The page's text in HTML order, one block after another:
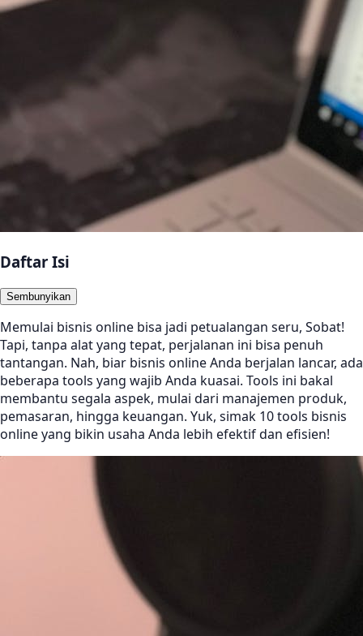
Daftar Isi
Sembunyikan
Memulai bisnis online bisa jadi petualangan seru, Sobat!
Tapi, tanpa alat yang tepat, perjalanan ini bisa penuh
tantangan. Nah, biar bisnis online Anda berjalan lancar, ada
beberapa tools yang wajib Anda kuasai. Tools ini bakal
membantu segala aspek, mulai dari manajemen produk,
pemasaran, hingga keuangan. Yuk, simak 10 tools bisnis
online yang bikin usaha Anda lebih efektif dan efisien!